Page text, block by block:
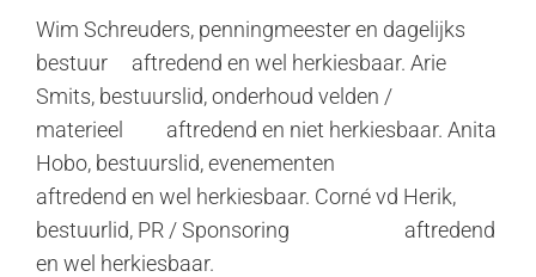
Wim Schreuders, penningmeester en dagelijks
bestuur aftredend en wel herkiesbaar. Arie
Smits, bestuurslid, onderhoud velden /
materieel aftredend en niet herkiesbaar. Anita
Hobo, bestuurslid, evenementen
aftredend en wel herkiesbaar. Corné vd Herik,
bestuurlid, PR / Sponsoring aftredend
en wel herkiesbaar.